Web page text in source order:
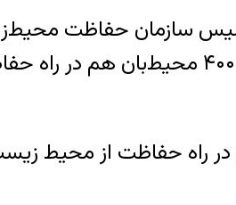
وظیفه یا دچار سانحه و مرگ شده یا به ضرب